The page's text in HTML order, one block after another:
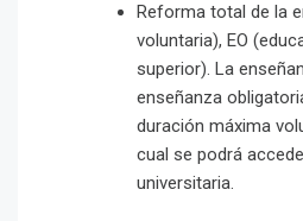
Reforma total de la
voluntaria), EO
superior). La
enseñanza
duración máxima
cual se podrá
universitaria.